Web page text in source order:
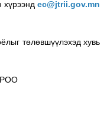
хүрээнд ec@jtrii.gov.mn
төлөвшүүлэхэд хувь